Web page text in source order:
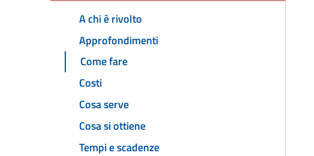
A chi è rivolto
Approfondimenti
Come fare
Costi
Cosa serve
Cosa si ottiene
Tempi e scadenze